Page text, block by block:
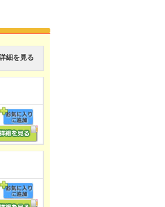
細を見る